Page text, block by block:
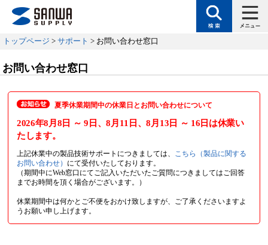
トップページ > サポート > お問い合わせ窓口
お問い合わせ窓口
夏季休業期間中の休業日とお問い合わせについて
2026年8月8日 ～ 9日 、8月11日 、8月13日 ～ 16日 は休業い
たします。
上記休業中の製品技術サポートにつきましては、
こちら（製品に関する
お問い合わせ） にて受付いたしております。
（期間中にWeb窓口にてご記入いただいたご質問につきましてはご回答
までお時間を頂く場合がございます。）
休業期間中は何かとご不便をおかけ致しますが、ご了承くださいますよ
うお願い申し上げます。